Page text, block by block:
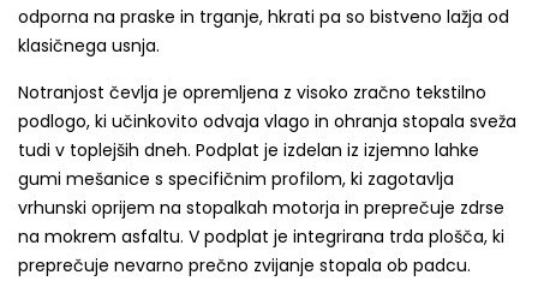
odporna na praske in trganje, hkrati pa so bistveno lažja od
klasičnega usnja.
Notranjost čevlja je opremljena z visoko zračno tekstilno
podlogo, ki učinkovito odvaja vlago in ohranja stopala sveža
tudi v toplejših dneh. Podplat je izdelan iz izjemno lahke
gumi mešanice s specifičnim profilom, ki zagotavlja
vrhunski oprijem na stopalkah motorja in preprečuje zdrse
na mokrem asfaltu. V podplat je integrirana trda plošča, ki
preprečuje nevarno prečno zvijanje stopala ob padcu.